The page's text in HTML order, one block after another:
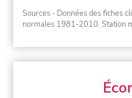
Sources - Données des fiches
normales 1981-2010. Station